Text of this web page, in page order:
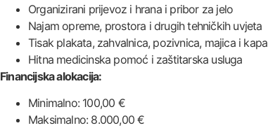
Organizirani prijevoz i hrana i pribor za jelo
Najam opreme, prostora i drugih tehničkih uvjeta
Tisak plakata, zahvalnica, pozivnica, majica i kapa
Hitna medicinska pomoć i zaštitarska usluga
Financijska alokacija:
Minimalno: 100,00 €
Maksimalno: 8.000,00 €